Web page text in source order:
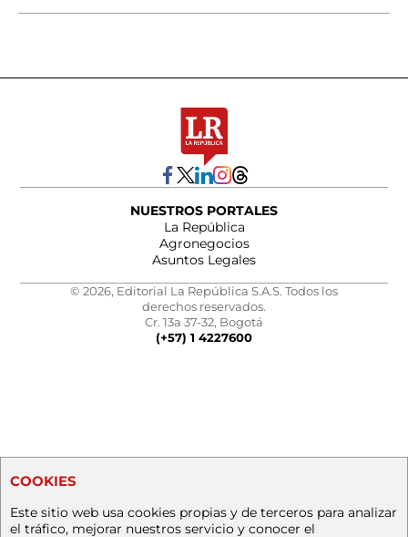
NUESTROS PORTALES
La República
Agronegocios
Asuntos Legales
© 2026, Editorial La República S.A.S. Todos los
derechos reservados.
Cr. 13a 37-32, Bogotá
(+57) 1 4227600
COOKIES
Este sitio web usa cookies propias y de terceros para analizar
el tráfico, mejorar nuestros servicio y conocer el